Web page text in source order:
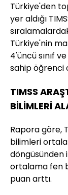
Türkiye'den
yer aldığı
Türkiye'nin
4'üncü sınıf
sahip öğrenci
TIMSS
BİLİMLERİ
Rapora göre,
bilimleri
döngüsünden
ortalama fen
puan arttı.